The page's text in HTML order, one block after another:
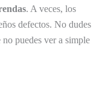
. A veces, los
defectos. No dudes
puedes ver a simple